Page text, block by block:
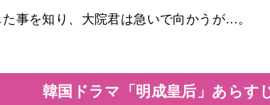
事を知り、大院君は急いで向かうが…。
韓国ドラマ「明成皇后」あらす